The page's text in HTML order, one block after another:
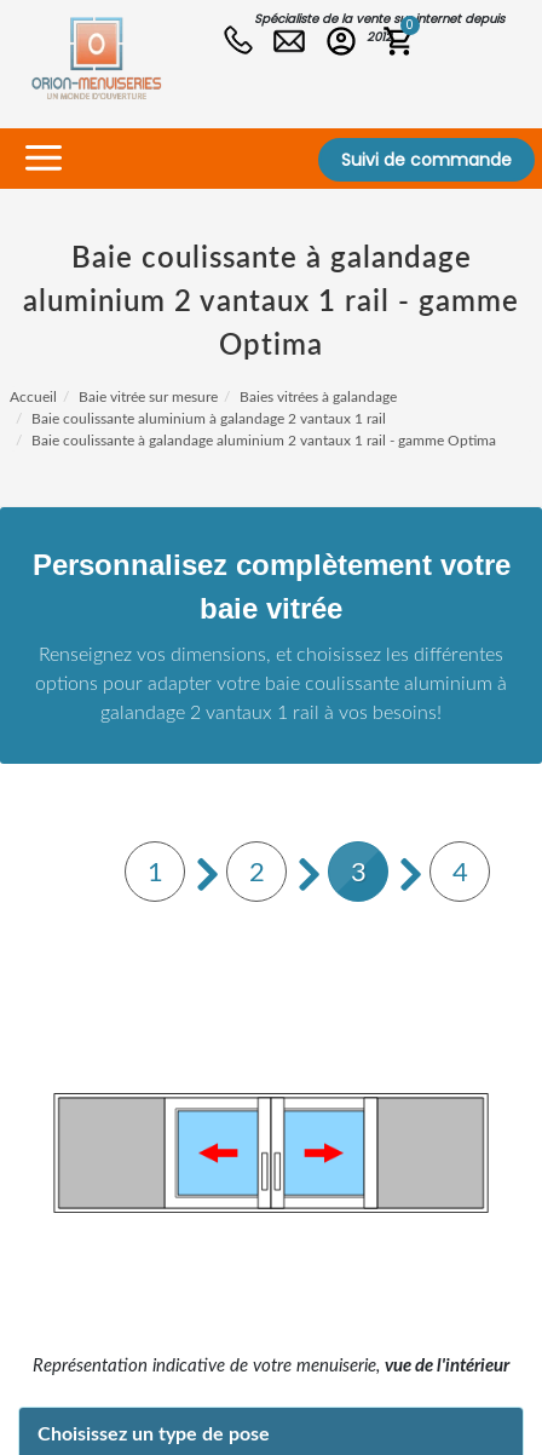
Spécialiste de la vente sur internet depuis
2012
0
Suivi de commande
Baie coulissante à galandage
aluminium 2 vantaux 1 rail - gamme
Optima
Accueil Baie vitrée sur mesure
Baies vitrées à galandage
Baie coulissante aluminium à galandage 2 vantaux 1 rail
Baie coulissante à galandage aluminium 2 vantaux 1 rail - gamme Optima
Personnalisez complètement votre
baie vitrée
Renseignez vos dimensions, et choisissez les différentes
options pour adapter votre baie coulissante aluminium à
galandage 2 vantaux 1 rail à vos besoins!
1 2 3 4
Représentation indicative de votre menuiserie, vue de l'intérieur
Choisissez un type de pose